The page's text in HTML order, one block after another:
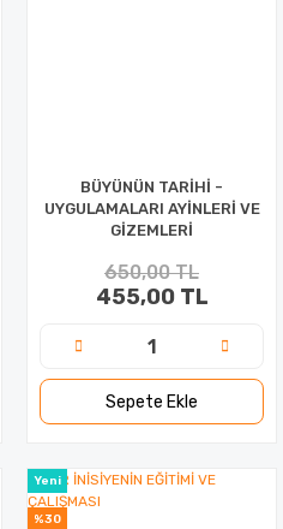
BÜYÜNÜN TARİHİ -
UYGULAMALARI AYİNLERİ VE
GİZEMLERİ
650,00 TL
455,00 TL
Sepete Ekle
%30
Yeni